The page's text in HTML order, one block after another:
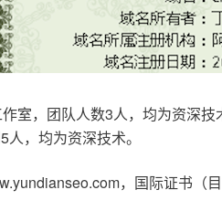
室，团队人数3人，均为资深
，均为资深技术。
，国际证书（目